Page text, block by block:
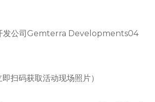
发公司Gemterra Developments04
即扫码获取活动现场照片）